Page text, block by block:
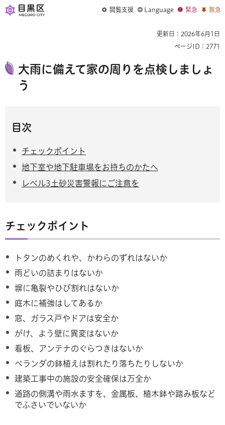
閲覧支援 Language 緊急 救急
更新日：2026年6月1日
ページID：2771
大雨に備えて家の周りを点検しましょ
う
目次
チェックポイント
地下室や地下駐車場をお持ちのかたへ
レベル3土砂災害警報にご注意を
チェックポイント
トタンのめくれや、かわらのずれはないか
雨どいの詰まりはないか
塀に亀裂やひび割れはないか
庭木に補強はしてあるか
窓、ガラス戸やドアは安全か
がけ、よう壁に異変はないか
看板、アンテナのぐらつきはないか
ベランダの鉢植えは割れたり落ちたりしないか
建築工事中の施設の安全確保は万全か
道路の側溝や雨水ますを、金属板、植木鉢や踏み板など
でふさいでいないか